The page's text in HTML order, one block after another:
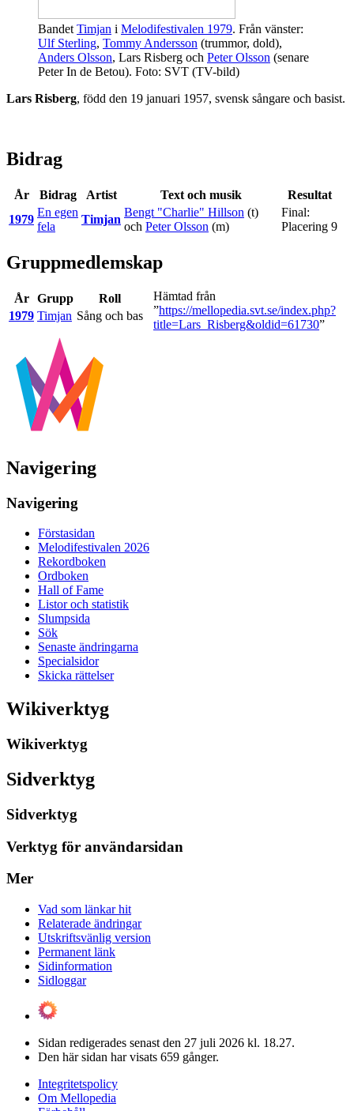
Bandet Timjan i Melodifestivalen 1979. Från vänster:
Ulf Sterling, Tommy Andersson (trummor, dold),
Anders Olsson, Lars Risberg och Peter Olsson (senare
Peter In de Betou). Foto: SVT (TV-bild)
Lars Risberg, född den 19 januari 1957, svensk sångare och basist.
Bidrag
År Bidrag Artist Text och musik
Resultat
1979
En egen
fela
Timjan
Bengt "Charlie" Hillson (t)
och Peter Olsson (m)
Final:
Placering 9
Gruppmedlemskap
År Grupp
Roll
1979 Timjan Sång och bas
Hämtad från
”https://mellopedia.svt.se/index.php?
title=Lars_Risberg&oldid=61730”
Navigering
Navigering
Förstasidan
Melodifestivalen 2026
Rekordboken
Ordboken
Hall of Fame
Listor och statistik
Slumpsida
Sök
Senaste ändringarna
Specialsidor
Skicka rättelser
Wikiverktyg
Wikiverktyg
Sidverktyg
Sidverktyg
Verktyg för användarsidan
Mer
Vad som länkar hit
Relaterade ändringar
Utskriftsvänlig version
Permanent länk
Sidinformation
Sidloggar
Sidan redigerades senast den 27 juli 2026 kl. 18.27.
Den här sidan har visats 659 gånger.
Integritetspolicy
Om Mellopedia